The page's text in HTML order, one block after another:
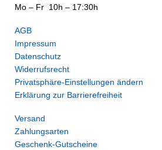
Mo – Fr 10h – 17:30h
AGB
Impressum
Datenschutz
Widerrufsrecht
Privatsphäre-Einstellungen ändern
Erklärung zur Barrierefreiheit
Versand
Zahlungsarten
Geschenk-Gutscheine